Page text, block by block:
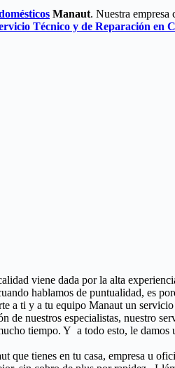
Manaut. Nuestra empresa
Técnico y de Reparación en
viene dada por la alta
hablamos de puntualidad, es
a ti y a tu equipo Manaut un
de nuestros especialistas, nuestro
tiempo. Y a todo esto, le damos
que tienes en tu casa, empresa u